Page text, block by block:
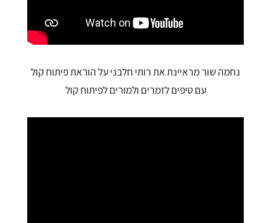
נחמה שור מראיינת את רותי חלבני על הוראת פיתוח קול
עם טיפים לזמרים ולמורים לפיתוח קול